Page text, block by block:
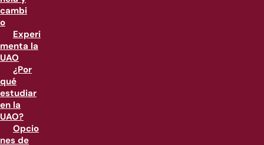
cambi
o
Experi
menta la
UAO
¿Por
qué
estudiar
en la
UAO?
Opcio
nes de